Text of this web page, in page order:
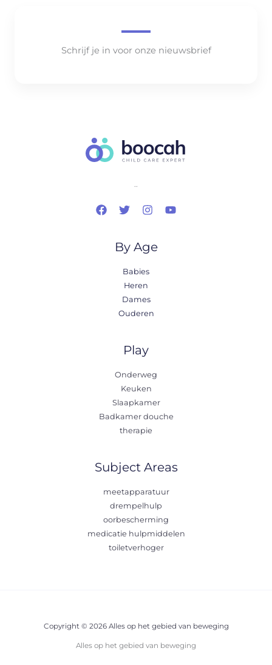
Schrijf je in voor onze nieuwsbrief
..
By Age
Babies
Heren
Dames
Ouderen
Play
Onderweg
Keuken
Slaapkamer
Badkamer douche
therapie
Subject Areas
meetapparatuur
drempelhulp
oorbescherming
medicatie hulpmiddelen
toiletverhoger
Copyright © 2026 Alles op het gebied van beweging
Alles op het gebied van beweging